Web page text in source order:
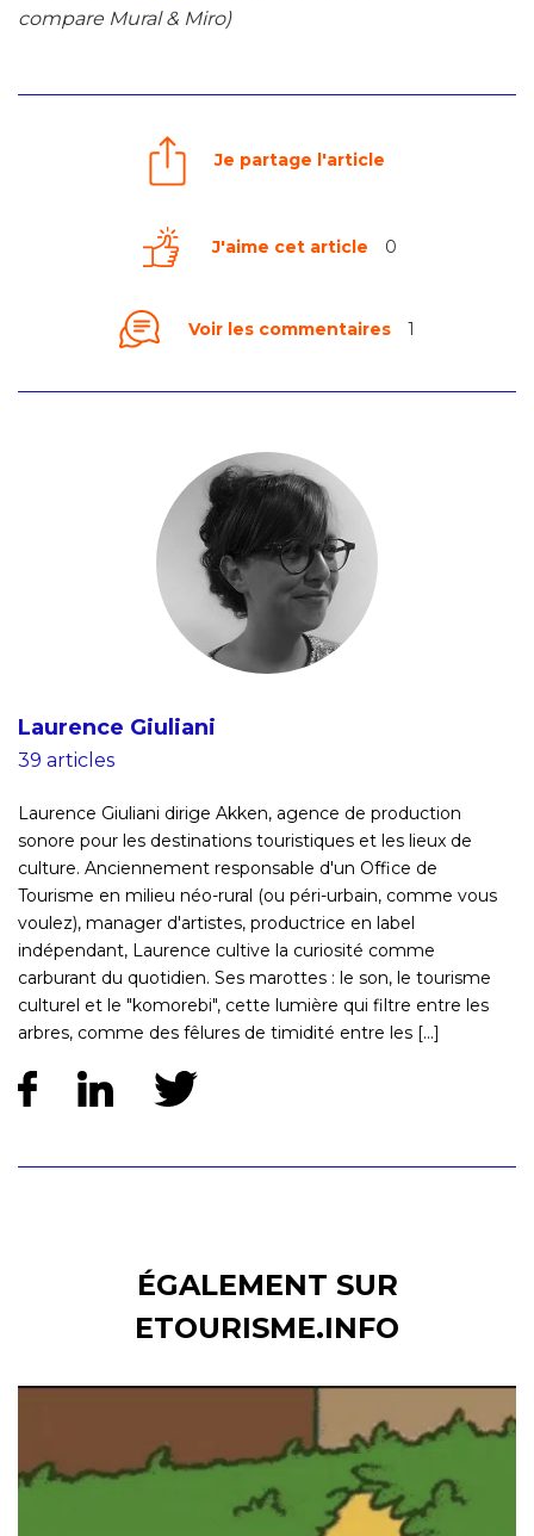
compare Mural & Miro)
Je partage l'article
J'aime cet article 0
Voir les commentaires 1
Laurence Giuliani
39 articles
Laurence Giuliani dirige Akken, agence de production
sonore pour les destinations touristiques et les lieux de
culture. Anciennement responsable d'un Office de
Tourisme en milieu néo-rural (ou péri-urbain, comme vous
voulez), manager d'artistes, productrice en label
indépendant, Laurence cultive la curiosité comme
carburant du quotidien. Ses marottes : le son, le tourisme
culturel et le "komorebi", cette lumière qui filtre entre les
arbres, comme des fêlures de timidité entre les [...]
ÉGALEMENT SUR
ETOURISME.INFO